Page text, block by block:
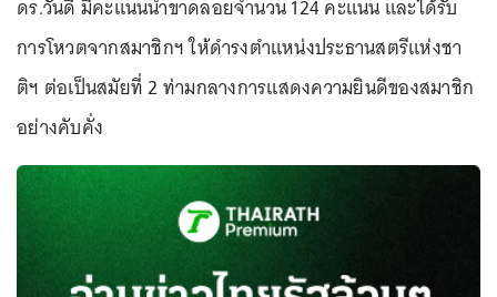
ดร.วันดี มีคะแนนนำขาดลอยจำนวน 124 คะแนน และได้รับ
การโหวตจากสมาชิกฯ ให้ดำรงตำแหน่งประธานสตรีแห่งชา
ติฯ ต่อเป็นสมัยที่ 2 ท่ามกลางการแสดงความยินดีของสมาชิก
อย่างคับคั่ง